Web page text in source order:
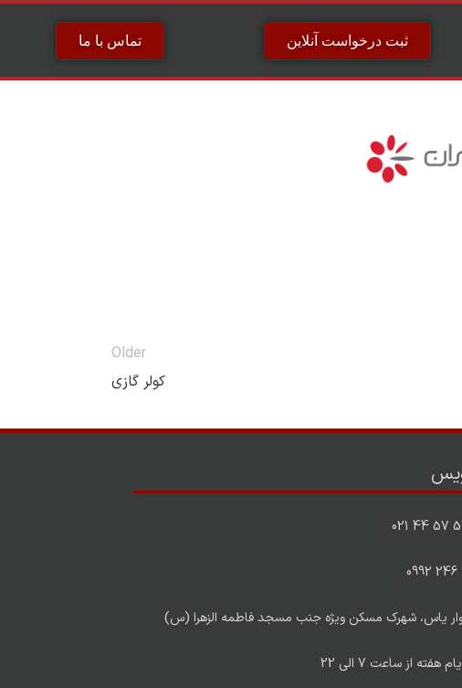
ثبت درخواست آنلاین تماس با ما
Older
کولر گازی
یاس، شهرک مسکن ویژه جنب مسجد فاطمه الزهرا (س)
از ساعت 7 الی 22